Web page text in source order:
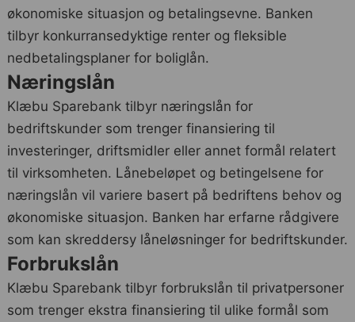
økonomiske situasjon og betalingsevne. Banken
tilbyr konkurransedyktige renter og fleksible
nedbetalingsplaner for boliglån.
Næringslån
Klæbu Sparebank tilbyr næringslån for
bedriftskunder som trenger finansiering til
investeringer, driftsmidler eller annet formål relatert
til virksomheten. Lånebeløpet og betingelsene for
næringslån vil variere basert på bedriftens behov og
økonomiske situasjon. Banken har erfarne rådgivere
som kan skreddersy låneløsninger for bedriftskunder.
Forbrukslån
Klæbu Sparebank tilbyr forbrukslån til privatpersoner
som trenger ekstra finansiering til ulike formål som